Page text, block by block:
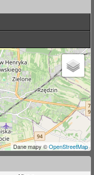
Dane mapy ©OpenStreetMap